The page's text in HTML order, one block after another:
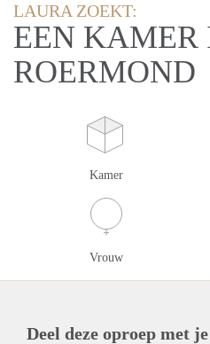
LAURA ZOEKT:
EEN KAMER
ROERMOND
Kamer
Vrouw
Deel deze oproep met